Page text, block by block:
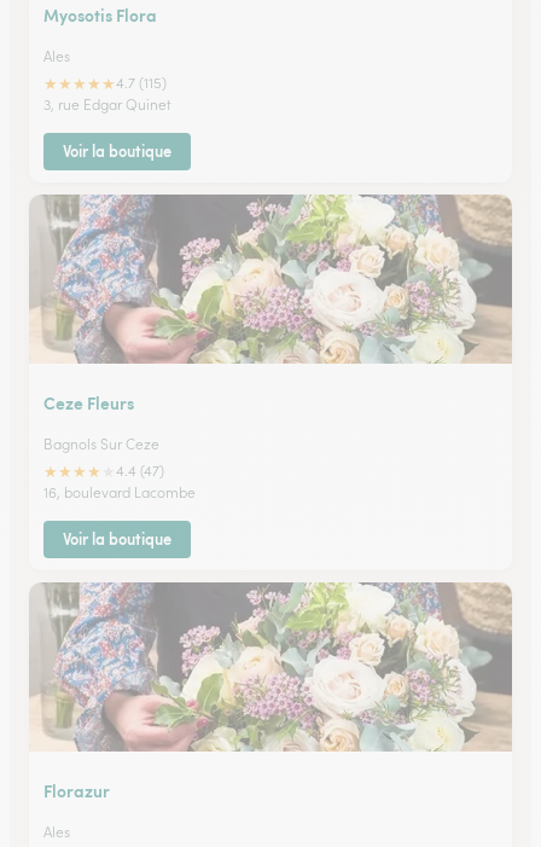
Myosotis Flora
Ales
★★★★★4.7 (115)
3, rue Edgar Quinet
Voir la boutique
Ceze Fleurs
Bagnols Sur Ceze
★★★★
4.4 (47)
16, boulevard Lacombe
Voir la boutique
Florazur
Ales